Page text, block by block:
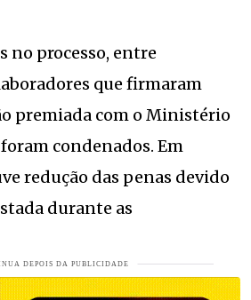
no processo, entre
que firmaram
premiada com o Ministério
condenados. Em
redução das penas devido
durante as